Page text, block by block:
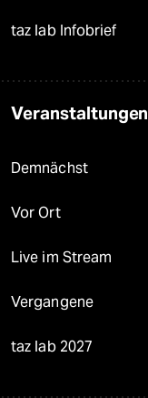
taz lab Infobrief
Veranstaltungen
Demnächst
Vor Ort
Live im Stream
Vergangene
taz lab 2027